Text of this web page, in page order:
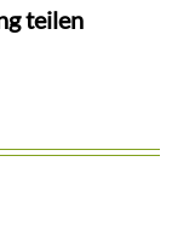
teilen